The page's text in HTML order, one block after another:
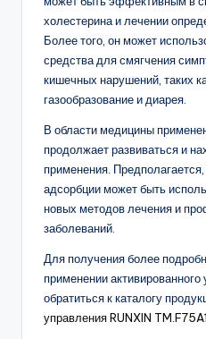
холестерина и лечении
Более того, он может
средства для смягчения
кишечных нарушений, таких
газообразование и диарея.
В области медицины
продолжает развиваться и
применения. Предполагается,
адсорбции может быть
новых методов лечения и
заболеваний.
Для получения более
применении
обратиться к каталогу
управления RUNXIN TM.F75A1